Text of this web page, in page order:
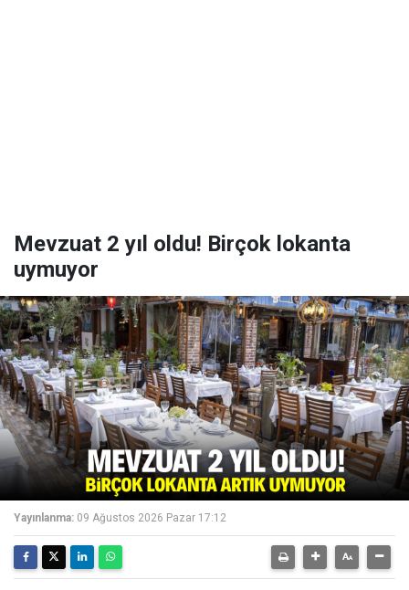
Mevzuat 2 yıl oldu! Birçok lokanta
uymuyor
Yayınlanma: 09 Ağustos 2026 Pazar 17:12